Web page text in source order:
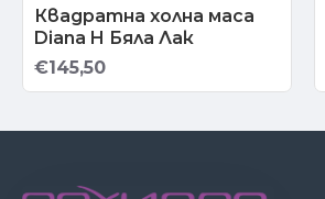
Квадратна холна маса
Diana H Бяла Лак
€145,50